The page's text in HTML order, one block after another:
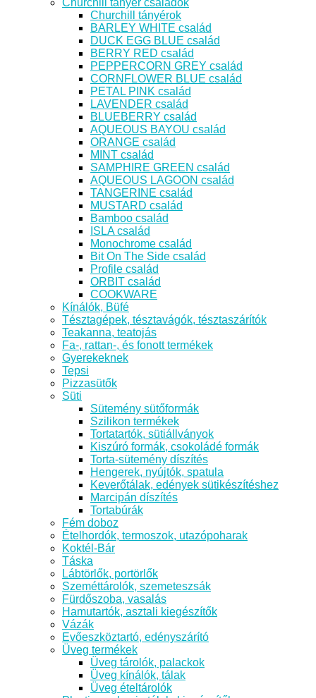
Churchill tányérok
BARLEY WHITE család
DUCK EGG BLUE család
BERRY RED család
PEPPERCORN GREY család
CORNFLOWER BLUE család
PETAL PINK család
LAVENDER család
BLUEBERRY család
AQUEOUS BAYOU család
ORANGE család
MINT család
SAMPHIRE GREEN család
AQUEOUS LAGOON család
TANGERINE család
MUSTARD család
Bamboo család
ISLA család
Monochrome család
Bit On The Side család
Profile család
ORBIT család
COOKWARE
Kínálók, Büfé
Tésztagépek, tésztavágók, tésztaszárítók
Teakanna, teatojás
Fa-, rattan-, és fonott termékek
Gyerekeknek
Tepsi
Pizzasütők
Süti
Sütemény sütőformák
Szilikon termékek
Tortatartók, sütiállványok
Kiszúró formák, csokoládé formák
Torta-sütemény díszítés
Hengerek, nyújtók, spatula
Keverőtálak, edények sütikészítéshez
Marcipán díszítés
Tortabúrák
Fém doboz
Ételhordók, termoszok, utazópoharak
Koktél-Bár
Táska
Lábtörlők, portörlők
Szeméttárolók, szemeteszsák
Fürdőszoba, vasalás
Hamutartók, asztali kiegészítők
Vázák
Evőeszköztartó, edényszárító
Üveg termékek
Üveg tárolók, palackok
Üveg kínálók, tálak
Üveg ételtárolók